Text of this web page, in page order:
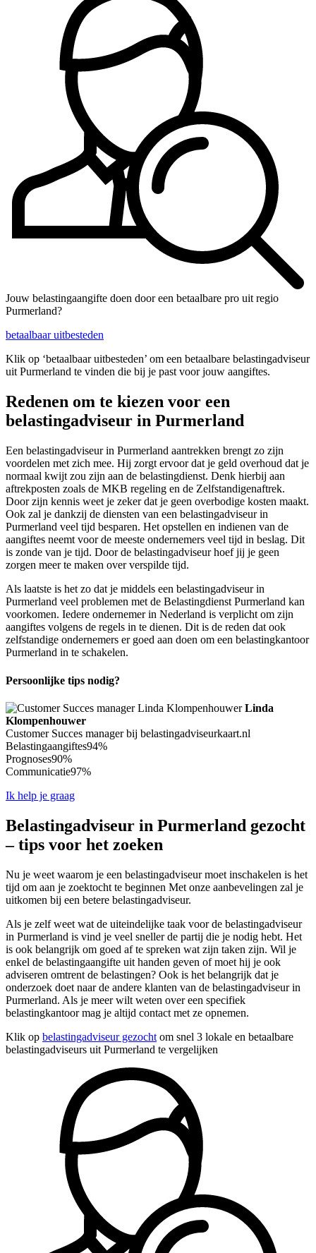
Jouw belastingaangifte doen door een betaalbare pro uit regio
Purmerland?
betaalbaar uitbesteden
Klik op ‘betaalbaar uitbesteden’ om een betaalbare belastingadviseur
uit Purmerland te vinden die bij je past voor jouw aangiftes.
Redenen om te kiezen voor een
belastingadviseur in Purmerland
Een belastingadviseur in Purmerland aantrekken brengt zo zijn
voordelen met zich mee. Hij zorgt ervoor dat je geld overhoud dat je
normaal kwijt zou zijn aan de belastingdienst. Denk hierbij aan
aftrekposten zoals de MKB regeling en de Zelfstandigenaftrek.
Door zijn kennis weet je zeker dat je geen overbodige kosten maakt.
Ook zal je dankzij de diensten van een belastingadviseur in
Purmerland veel tijd besparen. Het opstellen en indienen van de
aangiftes neemt voor de meeste ondernemers veel tijd in beslag. Dit
is zonde van je tijd. Door de belastingadviseur hoef jij je geen
zorgen meer te maken over verspilde tijd.
Als laatste is het zo dat je middels een belastingadviseur in
Purmerland veel problemen met de Belastingdienst Purmerland kan
voorkomen. Iedere ondernemer in Nederland is verplicht om zijn
aangiftes volgens de regels in te dienen. Dit is de reden dat ook
zelfstandige ondernemers er goed aan doen om een belastingkantoor
Purmerland in te schakelen.
Persoonlijke tips nodig?
Linda
Klompenhouwer
Customer Succes manager bij belastingadviseurkaart.nl
Belastingaangiftes94%
Prognoses90%
Communicatie97%
Ik help je graag
Belastingadviseur in Purmerland gezocht
– tips voor het zoeken
Nu je weet waarom je een belastingadviseur moet inschakelen is het
tijd om aan je zoektocht te beginnen Met onze aanbevelingen zal je
uitkomen bij een betere belastingadviseur.
Als je zelf weet wat de uiteindelijke taak voor de belastingadviseur
in Purmerland is vind je veel sneller de partij die je nodig hebt. Het
is ook belangrijk om goed af te spreken wat zijn taken zijn. Wil je
enkel de belastingaangifte uit handen geven of moet hij je ook
adviseren omtrent de belastingen? Ook is het belangrijk dat je
onderzoek doet naar de andere klanten van de belastingadviseur in
Purmerland. Als je meer wilt weten over een specifiek
belastingkantoor mag je altijd contact met ze opnemen.
Klik op belastingadviseur gezocht om snel 3 lokale en betaalbare
belastingadviseurs uit Purmerland te vergelijken